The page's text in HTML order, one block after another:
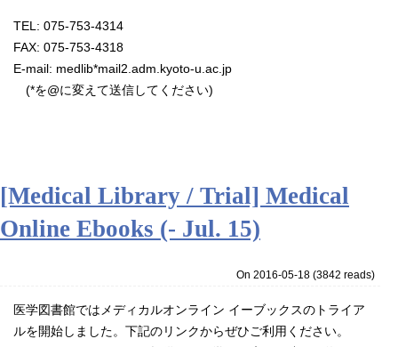
TEL: 075-753-4314
FAX: 075-753-4318
E-mail: medlib*mail2.adm.kyoto-u.ac.jp
(*を@に変えて送信してください)
[Medical Library / Trial] Medical
Online Ebooks (- Jul. 15)
On 2016-05-18(3842 reads)
医学図書館ではメディカルオンライン イーブックスのトライア
ルを開始しました。下記のリンクからぜひご利用ください。